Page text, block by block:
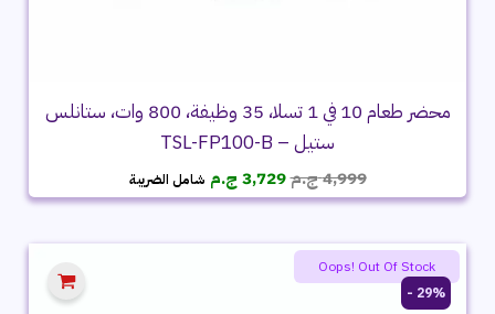
محضر طعام 10 في 1 تسلا، 35 وظيفة، 800 وات، ستانلس
ستيل – TSL-FP100-B
4,999ج.مالسعر
الأصلي
4,999 ج.م.
3,729 ج.م السعر
الحالي
3,729 ج.م.
شامل الضريبة
29% -
Oops! Out Of Stock